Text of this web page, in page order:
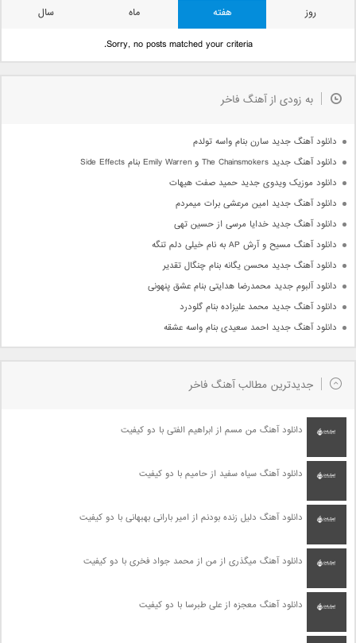
روز هفته ماه
سال
Sorry, no posts matched your criteria.
به زودی از آهنگ فاخر
دانلود آهنگ جدید سارن بنام واسه تولدم
دانلود آهنگ جدید The Chainsmokers و Emily Warren بنام Side Effects
دانلود موزیک ویدوی جدید حمید صفت هیهات
دانلود آهنگ جدید امین مرعشی برات میمردم
دانلود آهنگ جدید خدایا مرسی از حسین تهی
دانلود آهنگ مسیح و آرش AP به نام خیلی دلم تنگه
دانلود آهنگ جدید محسن یگانه بنام چنگال تقدیر
دانلود آلبوم جدید محمدرضا هدایتی بنام عشق پنهونی
دانلود آهنگ جدید محمد علیزاده بنام گلودرد
دانلود آهنگ جدید احمد سعیدی بنام واسه عشقه
جدیدترین مطالب آهنگ فاخر
دانلود آهنگ من مسم از ابراهیم الفتی با دو کیفیت
دانلود آهنگ سیاه سفید از حامیم با دو کیفیت
دانلود آهنگ دلیل زنده بودنم از امیر بارانی بهبهانی با دو کیفیت
دانلود آهنگ میگذری از من از محمد جواد فخری با دو کیفیت
دانلود آهنگ معجزه از علی طبرسا با دو کیفیت